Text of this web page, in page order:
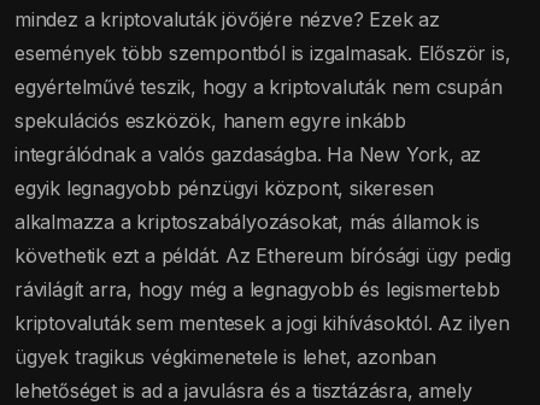
mindez a kriptovaluták jövőjére nézve? Ezek az
események több szempontból is izgalmasak. Először is,
egyértelművé teszik, hogy a kriptovaluták nem csupán
spekulációs eszközök, hanem egyre inkább
integrálódnak a valós gazdaságba. Ha New York, az
egyik legnagyobb pénzügyi központ, sikeresen
alkalmazza a kriptoszabályozásokat, más államok is
követhetik ezt a példát. Az Ethereum bírósági ügy pedig
rávilágít arra, hogy még a legnagyobb és legismertebb
kriptovaluták sem mentesek a jogi kihívásoktól. Az ilyen
ügyek tragikus végkimenetele is lehet, azonban
lehetőséget is ad a javulásra és a tisztázásra, amely